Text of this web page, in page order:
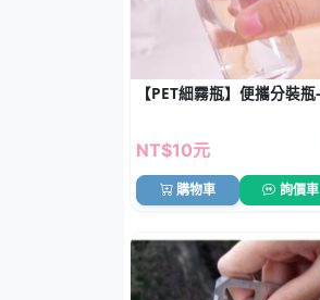
【PET細霧瓶】便攜分裝
NT$10元
購物車 詢價車